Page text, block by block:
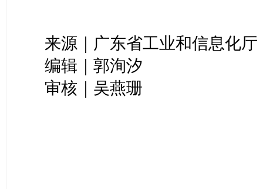
来源｜广东省工业和信息化厅
编辑｜郭洵汐
审核｜吴燕珊